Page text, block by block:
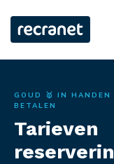
GOUD 🥇 IN HANDEN
BETALEN
Tarieven